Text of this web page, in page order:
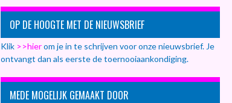
OP DE HOOGTE MET DE NIEUWSBRIEF
Klik >>hierom je in te schrijven voor onze nieuwsbrief. Je
ontvangt dan als eerste de toernooiaankondiging.
MEDE MOGELIJK GEMAAKT DOOR